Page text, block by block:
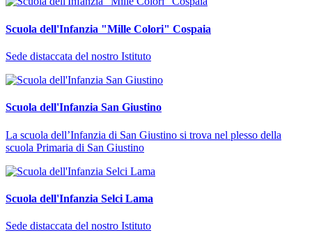
Scuola dell'Infanzia "Mille Colori" Cospaia
Sede distaccata del nostro Istituto
Scuola dell'Infanzia San Giustino
La scuola dell’Infanzia di San Giustino si trova nel plesso della
scuola Primaria di San Giustino
Scuola dell'Infanzia Selci Lama
Sede distaccata del nostro Istituto